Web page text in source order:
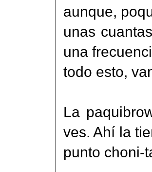
aunque,
unas
una
todo esto,
La
ves. Ahí la
punto choni-